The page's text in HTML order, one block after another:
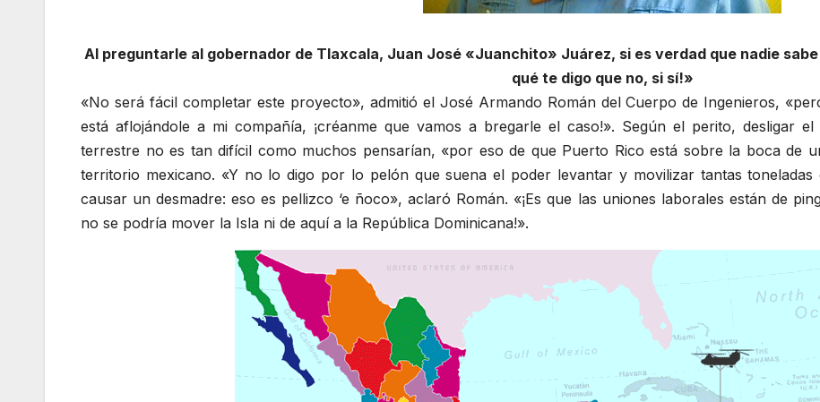
Al preguntarle al gobernador de Tlaxcala, Juan José «Juanchito» Juárez, si es verdad que nadie
qué te digo que no, si sí!»
«No será fácil completar este proyecto», admitió el José Armando Román del Cuerpo de Ingenieros,
está aflojándole a mi compañía, ¡créanme que vamos a bregarle el caso!». Según el perito, desligar
terrestre no es tan difícil como muchos pensarían, «por eso de que Puerto Rico está sobre la boca de
territorio mexicano. «Y no lo digo por lo pelón que suena el poder levantar y movilizar tantas toneladas
causar un desmadre: eso es pellizco ‘e ñoco», aclaró Román. «¡Es que las uniones laborales están de
no se podría mover la Isla ni de aquí a la República Dominicana!».